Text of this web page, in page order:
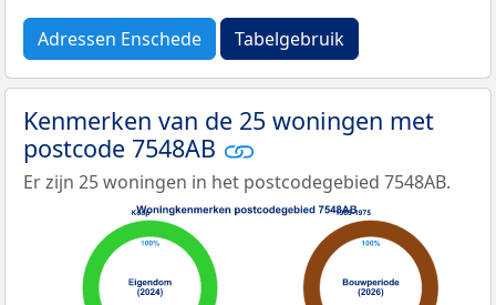
Adressen Enschede Tabelgebruik
Kenmerken van de 25 woningen met
postcode 7548AB
Er zijn 25 woningen in het postcodegebied 7548AB.